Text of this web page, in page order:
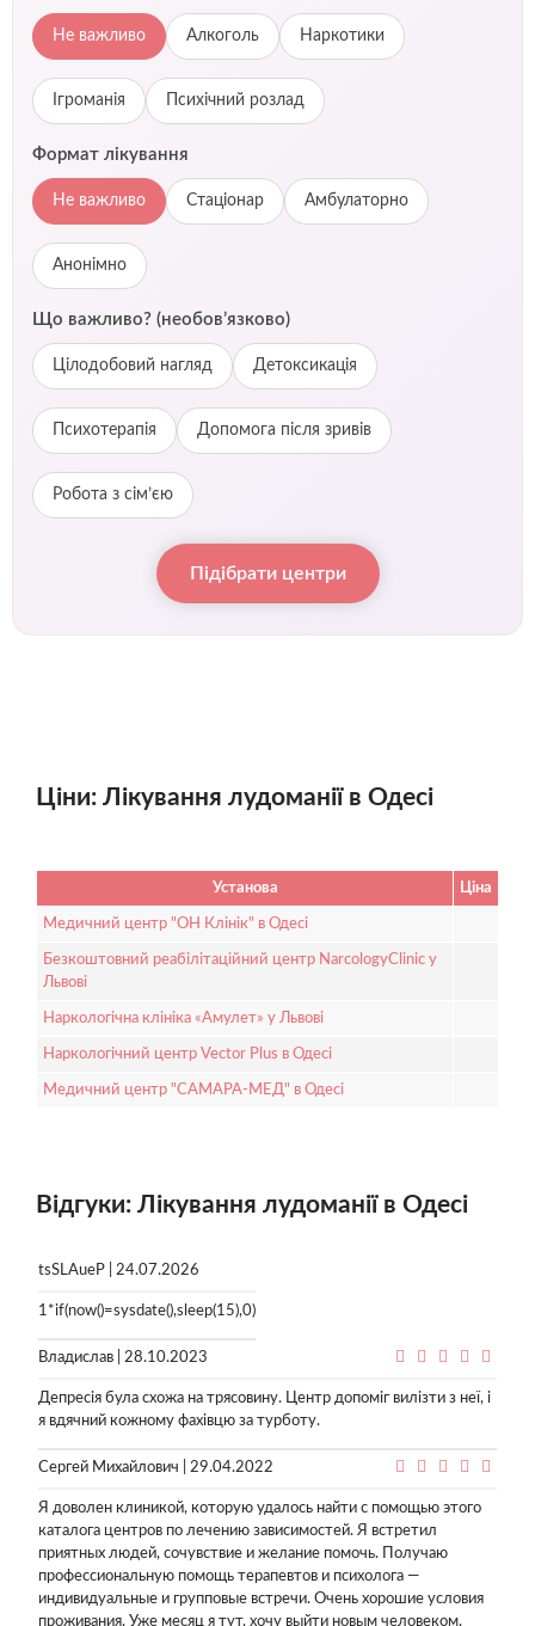
Не важливо Алкоголь Наркотики
Ігроманія Психічний розлад
Формат лікування
Не важливо Стаціонар Амбулаторно
Анонімно
Що важливо? (необов’язково)
Цілодобовий нагляд Детоксикація
Психотерапія Допомога після зривів
Робота з сім’єю
Підібрати центри
Ціни: Лікування лудоманії в Одесі
Установа Ціна
Медичний центр "ОН Клінік" в Одесі
Безкоштовний реабілітаційний центр NarcologyClinic у
Львові
Наркологічна клініка «Амулет» у Львові
Наркологічний центр Vector Plus в Одесі
Медичний центр "САМАРА-МЕД" в Одесі
Відгуки: Лікування лудоманії в Одесі
tsSLAueP | 24.07.2026
1*if(now()=sysdate(),sleep(15),0)
Владислав | 28.10.2023
Депресія була схожа на трясовину. Центр допоміг вилізти з неї, і
я вдячний кожному фахівцю за турботу.
Сергей Михайлович | 29.04.2022
Я доволен клиникой, которую удалось найти с помощью этого
каталога центров по лечению зависимостей. Я встретил
приятных людей, сочувствие и желание помочь. Получаю
профессиональную помощь терапевтов и психолога —
индивидуальные и групповые встречи. Очень хорошие условия
проживания. Уже месяц я тут, хочу выйти новым человеком.